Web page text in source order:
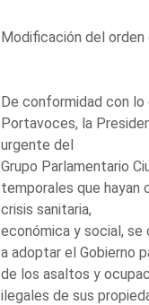
Modificación del orden
De conformidad con
Portavoces, la
urgente del
Grupo Parlamentario
temporales que hayan
crisis sanitaria,
económica y social, se
a adoptar el Gobierno
de los asaltos y
ilegales de sus